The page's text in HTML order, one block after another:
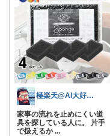
極楽天@AI大好きおじさんｗ
家事の流れを止めにくい道
具を探している人に。 片手
で扱えるか ...